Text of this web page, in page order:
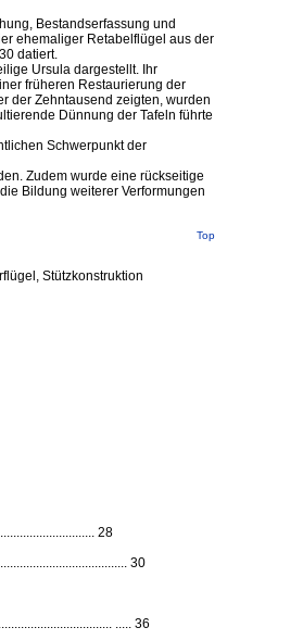
Bestandserfassung und
ehemaliger Retabelflügel aus der
datiert.
Ursula dargestellt. Ihr
früheren Restaurierung der
der Zehntausend zeigten, wurden
Dünnung der Tafeln führte
Schwerpunkt der
Zudem wurde eine rückseitige
Bildung weiterer Verformungen
Top
Stützkonstruktion
28
30
..... 36